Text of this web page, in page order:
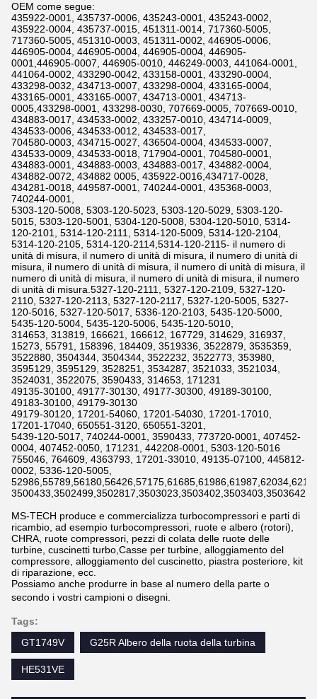
OEM come segue:
435922-0001, 435737-0006, 435243-0001, 435243-0002,
435922-0004, 435737-0015, 451311-0014, 717360-5005,
717360-5005, 451310-0003, 451311-0002, 446905-0006,
446905-0004, 446905-0004, 446905-0004, 446905-
0001,446905-0007, 446905-0010, 446249-0003, 441064-0001,
441064-0002, 433290-0042, 433158-0001, 433290-0004,
433298-0032, 434713-0007, 433298-0004, 433165-0004,
433165-0001, 433165-0007, 434713-0001, 434713-
0005,433298-0001, 433298-0030, 707669-0005, 707669-0010,
434883-0017, 434533-0002, 433257-0010, 434714-0009,
434533-0006, 434533-0012, 434533-0017,
704580-0003, 434715-0027, 436504-0004, 434533-0007,
434533-0009, 434533-0018, 717904-0001, 704580-0001,
434883-0001, 434883-0003, 434883-0017, 434882-0004,
434882-0072, 434882 0005, 435922-0016,434717-0028,
434281-0018, 449587-0001, 740244-0001, 435368-0003,
740244-0001,
5303-120-5008, 5303-120-5023, 5303-120-5029, 5303-120-
5015, 5303-120-5001, 5304-120-5008, 5304-120-5010, 5314-
120-2101, 5314-120-2111, 5314-120-5009, 5314-120-2104,
5314-120-2105, 5314-120-2114,5314-120-2115- il numero di
unità di misura, il numero di unità di misura, il numero di unità di
misura, il numero di unità di misura, il numero di unità di misura, il
numero di unità di misura, il numero di unità di misura, il numero
di unità di misura.5327-120-2111, 5327-120-2109, 5327-120-
2110, 5327-120-2113, 5327-120-2117, 5327-120-5005, 5327-
120-5016, 5327-120-5017, 5336-120-2103, 5435-120-5000,
5435-120-5004, 5435-120-5006, 5435-120-5010,
314653, 313819, 166621, 166612, 167729, 314629, 316937,
15273, 55791, 158396, 184409, 3519336, 3522879, 3535359,
3522880, 3504344, 3504344, 3522232, 3522773, 353980,
3595129, 3595129, 3528251, 3534287, 3521033, 3521034,
3524031, 3522075, 3590433, 314653, 171231
49135-30100, 49177-30130, 49177-30300, 49189-30100,
49183-30100, 49179-30130
49179-30120, 17201-54060, 17201-54030, 17201-17010,
17201-17040, 650551-3120, 650551-3201,
5439-120-5017, 740244-0001, 3590433, 773720-0001, 407452-
0004, 407452-0050, 171231, 442208-0001, 5303-120-5016
755046, 764609, 4363793, 17201-33010, 49135-07100, 445812-
0002, 5336-120-5005,
MS-TECH produce e commercializza turbocompressori e parti di
ricambio, ad esempio turbocompressori, ruote e albero (rotori),
CHRA, ruote compressori, pezzi di colata delle ruote delle
turbine, cuscinetti turbo,Casse per turbine, alloggiamento del
compressore, alloggiamento del cuscinetto, piastra posteriore, kit
di riparazione, ecc.
Possiamo anche produrre in base al numero della parte o
secondo i vostri campioni o disegni.
Tags:
GT1749V
G25R Albero della ruota della turbina
HE531VE